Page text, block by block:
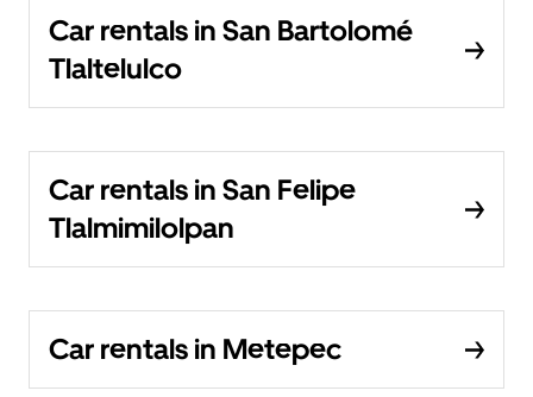
Car rentals in San Bartolomé
Tlaltelulco
Car rentals in San Felipe
Tlalmimilolpan
Car rentals in Metepec